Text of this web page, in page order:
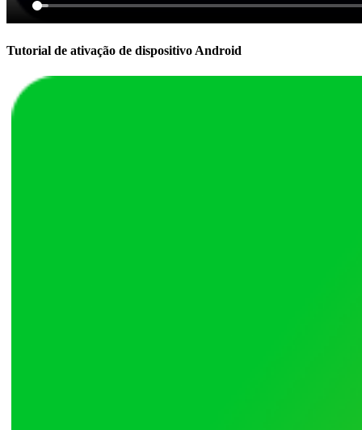
Tutorial de ativação de dispositivo Android